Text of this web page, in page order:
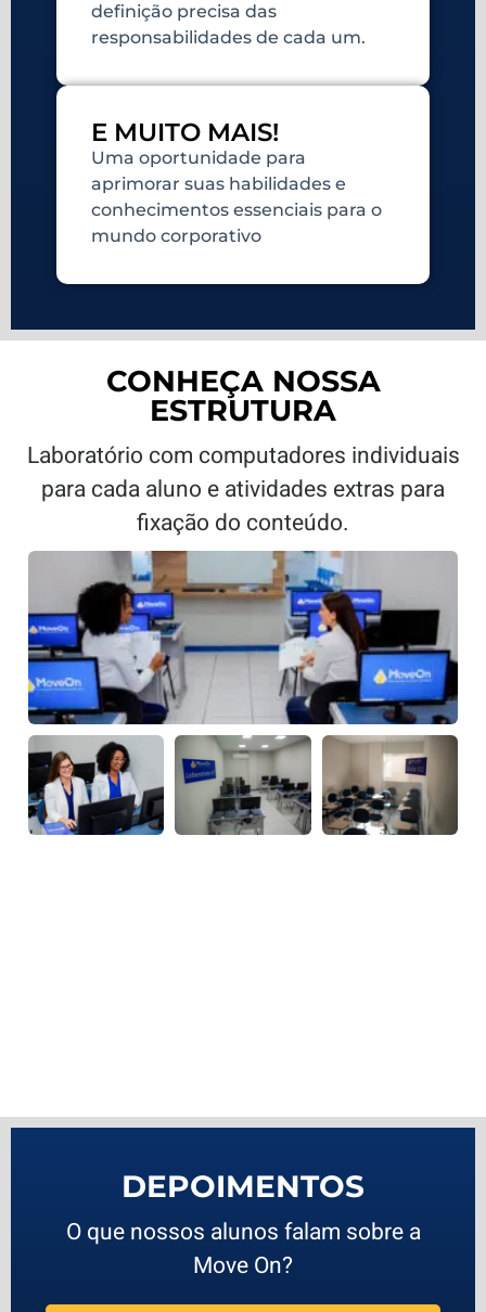
definição precisa das
responsabilidades de cada um.
E MUITO MAIS!
Uma oportunidade para
aprimorar suas habilidades e
conhecimentos essenciais para o
mundo corporativo
CONHEÇA NOSSA
ESTRUTURA
Laboratório com computadores individuais
para cada aluno e atividades extras para
fixação do conteúdo.
DEPOIMENTOS
O que nossos alunos falam sobre a
Move On?